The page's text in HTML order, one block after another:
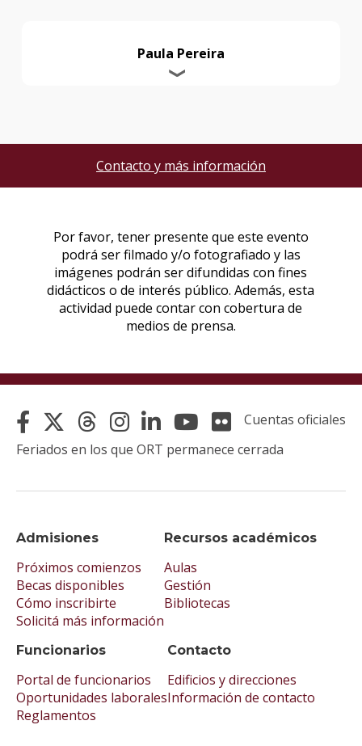
Paula Pereira
Contacto y más información
Admisiones
Próximos comienzos
Becas disponibles
Cómo inscribirte
Solicitá más información
Recursos académicos
Aulas
Gestión
Bibliotecas
Funcionarios
Portal de funcionarios
Oportunidades laborales
Reglamentos
Contacto
Edificios y direcciones
Información de contacto
Cuentas oficiales
Feriados en los que ORT permanece cerrada